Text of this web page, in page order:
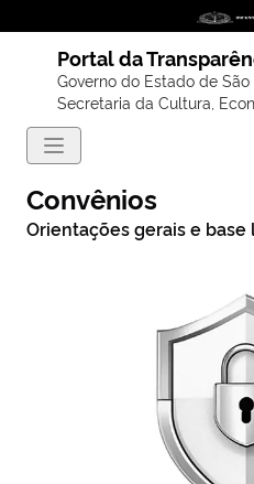
Portal da
Governo do Estado de São
Secretaria da Cultura,
Convênios
Orientações gerais e